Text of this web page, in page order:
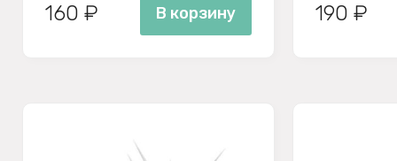
160 ₽ В корзину 190 ₽